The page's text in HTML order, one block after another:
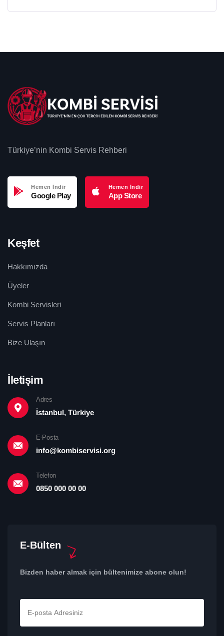
Türkiye’nin Kombi Servis Rehberi
Hemen İndir
Google Play
Hemen İndir
App Store
Keşfet
Hakkımızda
Üyeler
Kombi Servisleri
Servis Planları
Bize Ulaşın
İletişim
Adres
İstanbul, Türkiye
E-Posta
info@kombiservisi.org
Telefon
0850 000 00 00
E-Bülten
Bizden haber almak için bültenimize abone olun!